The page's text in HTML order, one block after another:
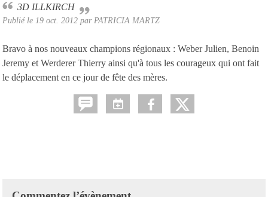
3D ILLKIRCH
Publié le 19 oct. 2012 par PATRICIA MARTZ
Bravo à nos nouveaux champions régionaux : Weber Julien, Benoin
Jeremy et Werderer Thierry ainsi qu'à tous les courageux qui ont fait
le déplacement en ce jour de fête des mères.